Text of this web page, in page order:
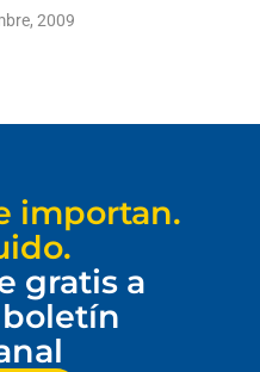
2009
importan.
gratis a